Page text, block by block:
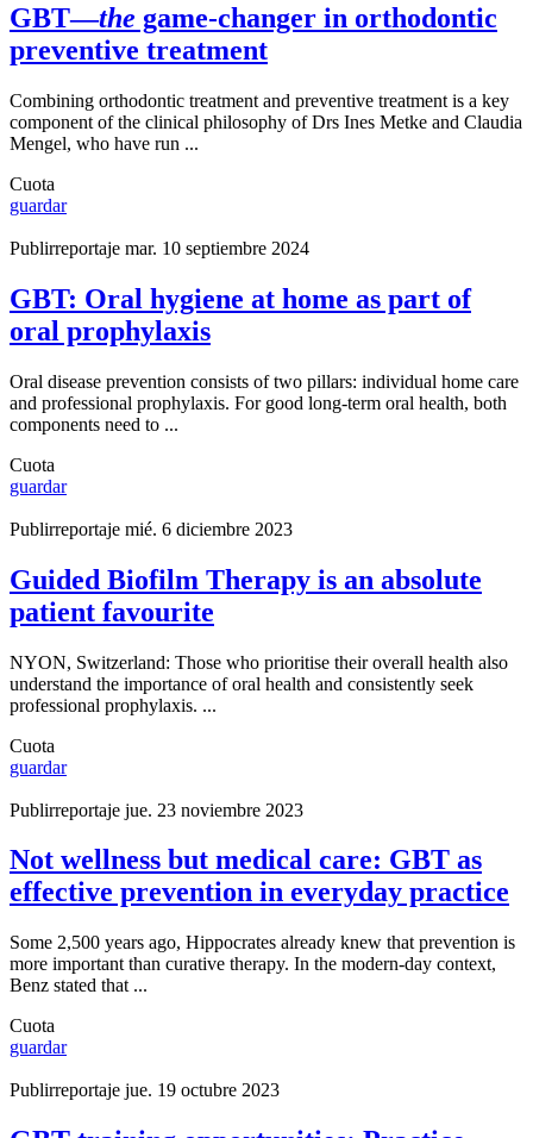
GBT—the game-changer in orthodontic
preventive treatment
Combining orthodontic treatment and preventive treatment is a key
component of the clinical philosophy of Drs Ines Metke and Claudia
Mengel, who have run ...
Cuota
guardar
Publirreportaje mar. 10 septiembre 2024
GBT: Oral hygiene at home as part of
oral prophylaxis
Oral disease prevention consists of two pillars: individual home care
and professional prophylaxis. For good long-term oral health, both
components need to ...
Cuota
guardar
Publirreportaje mié. 6 diciembre 2023
Guided Biofilm Therapy is an absolute
patient favourite
NYON, Switzerland: Those who prioritise their overall health also
understand the importance of oral health and consistently seek
professional prophylaxis. ...
Cuota
guardar
Publirreportaje jue. 23 noviembre 2023
Not wellness but medical care: GBT as
effective prevention in everyday practice
Some 2,500 years ago, Hippocrates already knew that prevention is
more important than curative therapy. In the modern-day context,
Benz stated that ...
Cuota
guardar
Publirreportaje jue. 19 octubre 2023